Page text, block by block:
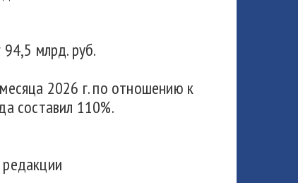
млрд. руб.
2026 г. по отношению к
составил 110%.